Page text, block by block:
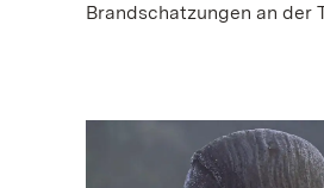
Brandschatzungen an der